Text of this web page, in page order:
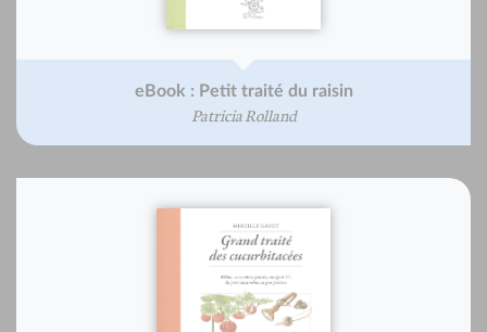
eBook : Petit traité du raisin
Patricia Rolland